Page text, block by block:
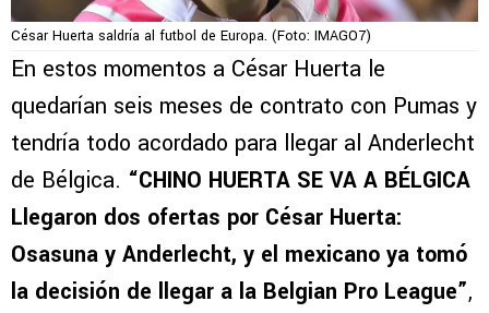
César Huerta saldría al futbol de Europa. (Foto: IMAGO7)
En estos momentos a César Huerta le
quedarían seis meses de contrato con Pumas y
tendría todo acordado para llegar al Anderlecht
de Bélgica. “CHINO HUERTA SE VA A BÉLGICA
Llegaron dos ofertas por César Huerta:
Osasuna y Anderlecht, y el mexicano ya tomó
la decisión de llegar a la Belgian Pro League”,